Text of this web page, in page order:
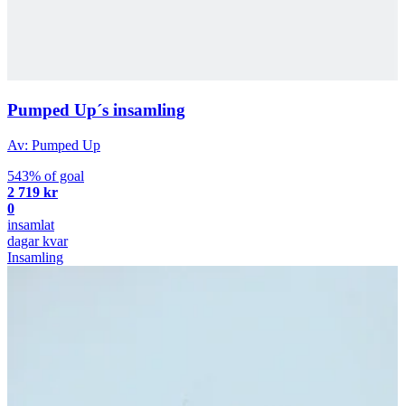
Pumped Up´s insamling
Av: Pumped Up
543% of goal
2 719 kr
0
insamlat
dagar kvar
Insamling